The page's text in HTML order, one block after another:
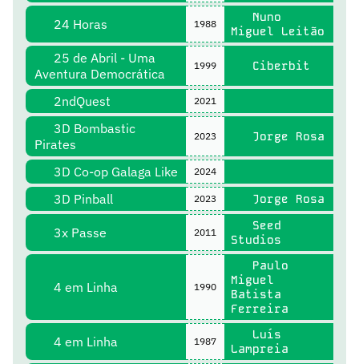
24 Horas 1988
Nuno
Miguel Leitão
25 de Abril - Uma
Aventura Democrática
1999 Ciberbit
2ndQuest 2021
3D Bombastic
Pirates
2023 Jorge Rosa
3D Co-op Galaga Like 2024
3D Pinball 2023 Jorge Rosa
3x Passe 2011
Seed
Studios
4 em Linha 1990
Paulo
Miguel
Batista
Ferreira
4 em Linha 1987
Luís
Lampreia